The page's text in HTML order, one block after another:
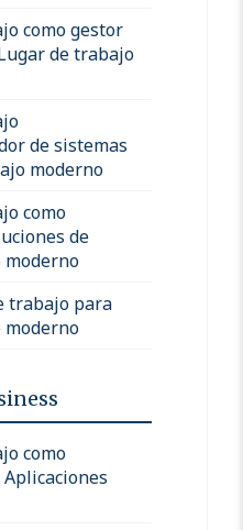
como gestor
de trabajo
de sistemas
moderno
como
de
moderno
trabajo para
moderno
como